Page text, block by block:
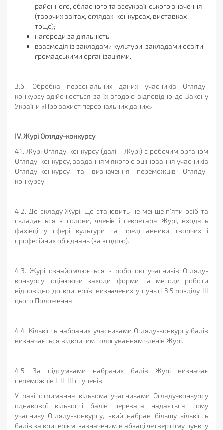
районного, обласного та всеукраїнського значення
(творчих звітах, оглядах, конкурсах, виставках
тощо);
нагороди за діяльність;
взаємодія із закладами культури, закладами освіти,
громадськими організаціями.
3.6. Обробка персональних даних учасників Огляду-
конкурсу здійснюється за їх згодою відповідно до Закону
України «Про захист персональних даних».
ІV. Журі Огляду-конкурсу
4.1. Журі Огляду-конкурсу (далі – Журі) є робочим органом
Огляду-конкурсу, завданням якого є оцінювання учасників
Огляду-конкурсу та визначення переможців Огляду-
конкурсу.
4.2. До складу Журі, що становить не менше п’яти осіб та
складається з голови, членів і секретаря Журі, входять
фахівці у сфері культури та представники творчих і
професійних об’єднань (за згодою).
4.3. Журі ознайомлюється з роботою учасників Огляду-
конкурсу, оцінюючи заходи, форми та методи роботи
відповідно до критеріїв, визначених у пункті 3.5 розділу ІІІ
цього Положення.
4.4. Кількість набраних учасниками Огляду-конкурсу балів
визначається відкритим голосуванням членів Журі.
4.5. За підсумками набраних балів Журі визначає
переможців І, ІІ, ІІІ ступенів.
У разі отримання кількома учасниками Огляду-конкурсу
однакової кількості балів перевага надається тому
учаснику Огляду-конкурсу, який набрав більшу кількість
балів за критерієм, зазначеним в абзаці четвертому пункту